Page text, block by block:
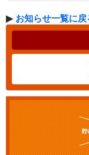
▶ お知らせ一覧に戻